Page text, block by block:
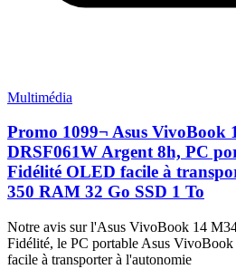
Multimédia
Promo 1099¬ Asus VivoBook
DRSF061W Argent 8h, PC
Fidélité OLED facile à
350 RAM 32 Go SSD 1 To
Notre avis sur l'Asus VivoBook 14
Fidélité, le PC portable Asus
facile à transporter à l'autonomie